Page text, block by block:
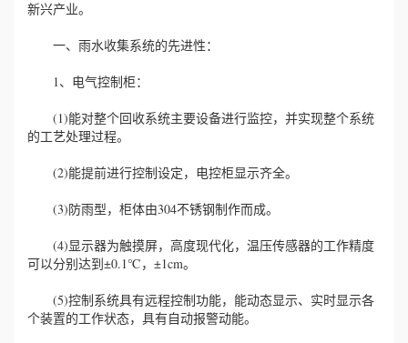
新兴产业。
一、雨水收集系统的先进性：
1、电气控制柜：
(1)能对整个回收系统主要设备进行监控，并实现整个系统
的工艺处理过程。
(2)能提前进行控制设定，电控柜显示齐全。
(3)防雨型，柜体由304不锈钢制作而成。
(4)显示器为触摸屏，高度现代化，温压传感器的工作精度
可以分别达到±0.1℃，±1cm。
(5)控制系统具有远程控制功能，能动态显示、实时显示各
个装置的工作状态，具有自动报警动能。